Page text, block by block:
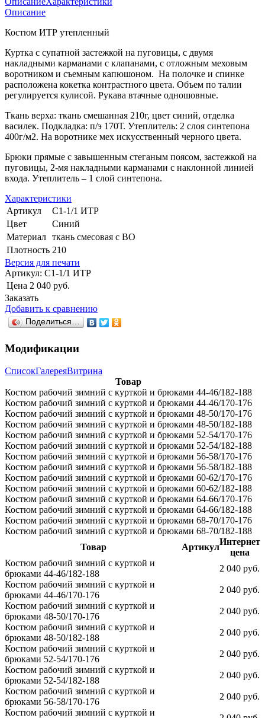
Описание
Костюм ИТР утепленный
Куртка с супатной застежкой на пуговицы, с двумя
накладными карманами с клапанами, с отложным меховым
воротником и съемным капюшоном. На полочке и спинке
расположена кокетка контрастного цвета. Объем по талии
регулируется кулисой. Рукава втачные одношовные.
Ткань верха: ткань смешанная 210г, цвет синий, отделка
василек. Подкладка: п/э 170Т. Утеплитель: 2 слоя синтепона
400г/м2. На воротнике мех искусственный черного цвета.
Брюки прямые с завышенным стеганым поясом, застежкой на
пуговицы, 2-мя накладными карманами с наклонной линией
входа. Утеплитель – 1 слой синтепона.
Характеристики
Артикул
С1-1/1 ИТР
Цвет
Синий
Материал ткань смесовая с ВО
Плотность 210
Версия для печати
Артикул: С1-1/1 ИТР
Цена 2 040 руб.
Заказать
Добавить к сравнению
Поделиться…
Модификации
СписокГалереяВитрина
Товар
Костюм рабочий зимний с курткой и брюками 44-46/182-188
Костюм рабочий зимний с курткой и брюками 44-46/170-176
Костюм рабочий зимний с курткой и брюками 48-50/170-176
Костюм рабочий зимний с курткой и брюками 48-50/182-188
Костюм рабочий зимний с курткой и брюками 52-54/170-176
Костюм рабочий зимний с курткой и брюками 52-54/182-188
Костюм рабочий зимний с курткой и брюками 56-58/170-176
Костюм рабочий зимний с курткой и брюками 56-58/182-188
Костюм рабочий зимний с курткой и брюками 60-62/170-176
Костюм рабочий зимний с курткой и брюками 60-62/182-188
Костюм рабочий зимний с курткой и брюками 64-66/170-176
Костюм рабочий зимний с курткой и брюками 64-66/182-188
Костюм рабочий зимний с курткой и брюками 68-70/170-176
Костюм рабочий зимний с курткой и брюками 68-70/182-188
Товар
Артикул
Интернет
цена
Костюм рабочий зимний с курткой и
брюками 44-46/182-188
2 040 руб.
Костюм рабочий зимний с курткой и
брюками 44-46/170-176
2 040 руб.
Костюм рабочий зимний с курткой и
брюками 48-50/170-176
2 040 руб.
Костюм рабочий зимний с курткой и
брюками 48-50/182-188
2 040 руб.
Костюм рабочий зимний с курткой и
брюками 52-54/170-176
2 040 руб.
Костюм рабочий зимний с курткой и
брюками 52-54/182-188
2 040 руб.
Костюм рабочий зимний с курткой и
брюками 56-58/170-176
2 040 руб.
Костюм рабочий зимний с курткой и